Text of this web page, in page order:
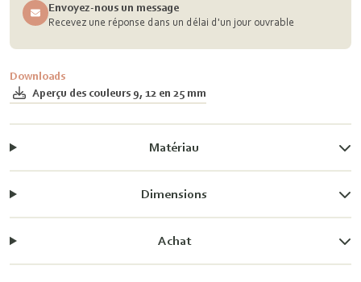
Envoyez-nous un message
Recevez une réponse dans un délai d'un jour ouvrable
Downloads
Aperçu des couleurs 9, 12 en 25 mm
Matériau
Dimensions
Achat